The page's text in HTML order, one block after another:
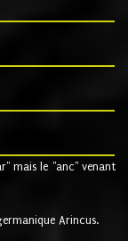
mais le "anc" venant
Arincus.